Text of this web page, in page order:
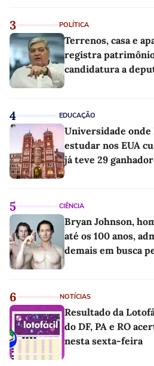
3 POLÍTICA
Terrenos, casa e
registra
candidatura a
4 EDUCAÇÃO
Universidade onde
estudar nos EUA
já teve 29
5 CIÊNCIA
Bryan Johnson,
até os 100 anos,
demais em busca
6 NOTÍCIAS
Resultado da
do DF, PA e RO
nesta sexta-feira